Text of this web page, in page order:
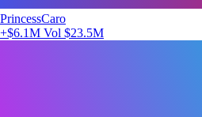
PrincessCaro
+$6.1M Vol $23.5M